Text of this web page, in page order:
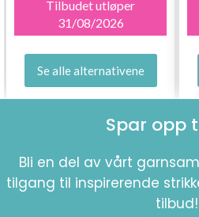
Tilbudet utløper
31/08/2026
Se alle alternativene
Spar opp
Bli en del av vårt
tilgang til inspirerende
tilbud!